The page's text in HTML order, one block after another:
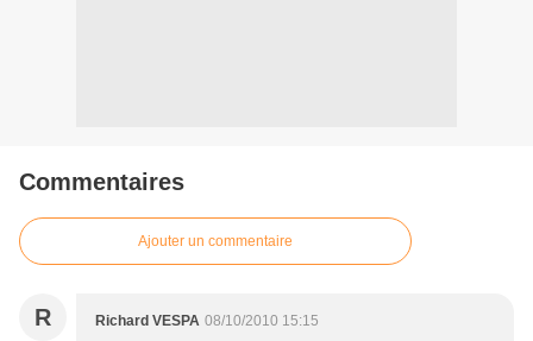
Commentaires
Ajouter un commentaire
R Richard VESPA 08/10/2010 15:15